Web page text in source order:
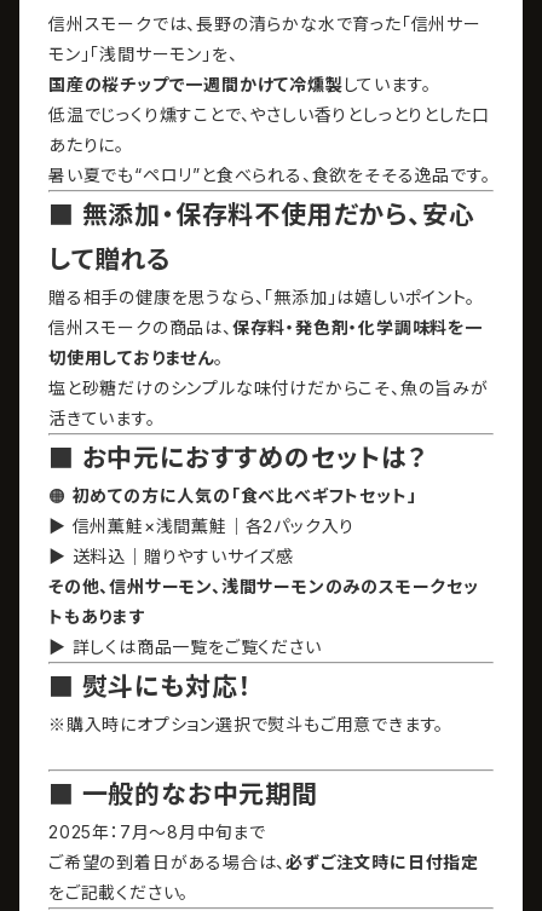
信州スモークでは、長野の清らかな水で育った「信州サー
モン」「浅間サーモン」を、
国産の桜チップで一週間かけて冷燻製しています。
低温でじっくり燻すことで、やさしい香りとしっとりとした口
あたりに。
暑い夏でも“ペロリ”と食べられる、食欲をそそる逸品です。
■ 無添加・保存料不使用だから、安心
して贈れる
贈る相手の健康を思うなら、「無添加」は嬉しいポイント。
信州スモークの商品は、 保存料・発色剤・化学調味料を一
切使用しておりません。
塩と砂糖だけのシンプルな味付けだからこそ、魚の旨みが
活きています。
■ お中元におすすめのセットは？
🟠 初めての方に人気の「食べ比べギフトセット」
▶ 信州薫鮭×浅間薫鮭｜各2パック入り
▶ 送料込｜贈りやすいサイズ感
その他、信州サーモン、浅間サーモンのみのスモークセッ
トもあります
▶ 詳しくは商品一覧をご覧ください
■ 熨斗にも対応！
※購入時にオプション選択で熨斗もご用意できます。
■ 一般的なお中元期間
2025年：7月〜8月中旬まで
ご希望の到着日がある場合は、必ずご注文時に日付指定
をご記載ください。